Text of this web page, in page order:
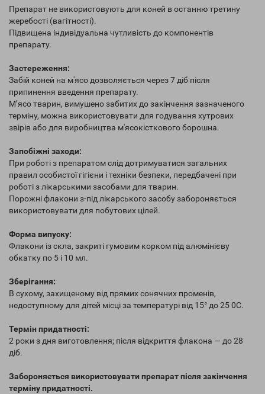
Препарат не використовують для коней в останню третину
жеребості (вагітності).
Підвищена індивідуальна чутливість до компонентів
препарату.
Застереження:
Забій коней на м'ясо дозволяється через 7 діб після
припинення введення препарату.
М’ясо тварин, вимушено забитих до закінчення зазначеного
терміну, можна використовувати для годування хутрових
звірів або для виробництва м'ясокісткового борошна.
Запобіжні заходи:
При роботі з препаратом слід дотримуватися загальних
правил особистої гігієни і техніки безпеки, передбачені при
роботі з лікарськими засобами для тварин.
Порожні флакони з-під лікарського засобу забороняється
використовувати для побутових цілей.
Форма випуску:
Флакони із скла, закриті гумовим корком під алюмінієву
обкатку по 5 і 10 мл.
Зберігання:
В сухому, захищеному від прямих сонячних променів,
недоступному для дітей місці за температурі від 15° до 25 0С.
Термін придатності:
2 роки з дня виготовлення; після відкриття флакона — до 28
діб.
Забороняється використовувати препарат після закінчення
терміну придатності.